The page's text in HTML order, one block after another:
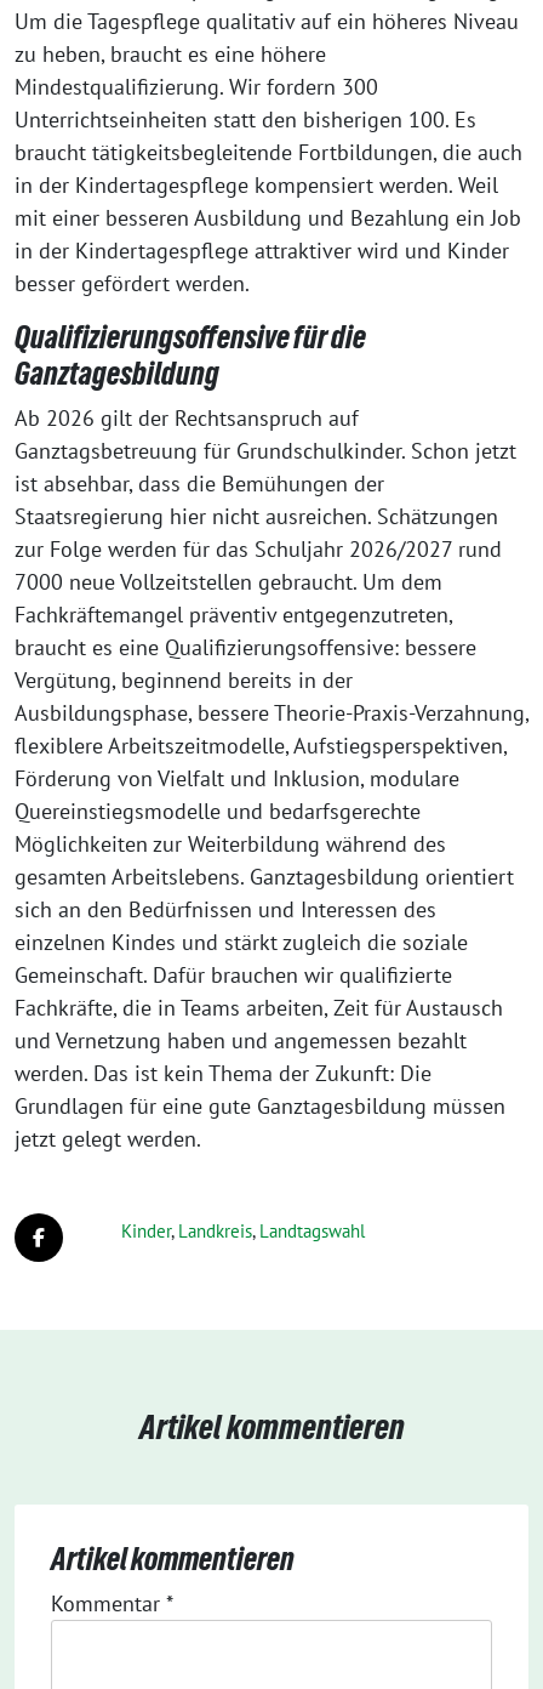
Um die Tagespflege qualitativ auf ein höheres Niveau
zu heben, braucht es eine höhere
Mindestqualifizierung. Wir fordern 300
Unterrichtseinheiten statt den bisherigen 100. Es
braucht tätigkeitsbegleitende Fortbildungen, die auch
in der Kindertagespflege kompensiert werden. Weil
mit einer besseren Ausbildung und Bezahlung ein Job
in der Kindertagespflege attraktiver wird und Kinder
besser gefördert werden.
Qualifizierungsoffensive für die
Ganztagesbildung
Ab 2026 gilt der Rechtsanspruch auf
Ganztagsbetreuung für Grundschulkinder. Schon jetzt
ist absehbar, dass die Bemühungen der
Staatsregierung hier nicht ausreichen. Schätzungen
zur Folge werden für das Schuljahr 2026/2027 rund
7000 neue Vollzeitstellen gebraucht. Um dem
Fachkräftemangel präventiv entgegenzutreten,
braucht es eine Qualifizierungsoffensive: bessere
Vergütung, beginnend bereits in der
Ausbildungsphase, bessere Theorie-Praxis-Verzahnung,
flexiblere Arbeitszeitmodelle, Aufstiegsperspektiven,
Förderung von Vielfalt und Inklusion, modulare
Quereinstiegsmodelle und bedarfsgerechte
Möglichkeiten zur Weiterbildung während des
gesamten Arbeitslebens. Ganztagesbildung orientiert
sich an den Bedürfnissen und Interessen des
einzelnen Kindes und stärkt zugleich die soziale
Gemeinschaft. Dafür brauchen wir qualifizierte
Fachkräfte, die in Teams arbeiten, Zeit für Austausch
und Vernetzung haben und angemessen bezahlt
werden. Das ist kein Thema der Zukunft: Die
Grundlagen für eine gute Ganztagesbildung müssen
jetzt gelegt werden.
Kinder, Landkreis, Landtagswahl
Artikel kommentieren
Artikel kommentieren
Kommentar *